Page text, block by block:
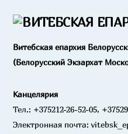
Витебская епархия
(Белорусский Экзархат
Канцелярия
Тел.: +375212-26-52-05,
Электронная почта: